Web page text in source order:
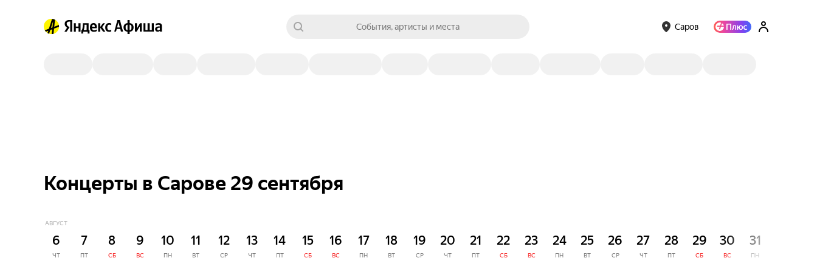
События, артисты и места Саров
Концерты в Сарове 29 сентября
АВГУСТ
6
ЧТ
7
ПТ
8
СБ
9
ВС
10
ПН
11
ВТ
12
СР
13
ЧТ
14
ПТ
15
СБ
16
ВС
17
ПН
18
ВТ
19
СР
20
ЧТ
21
ПТ
22
СБ
23
ВС
24
ПН
25
ВТ
26
СР
27
ЧТ
28
ПТ
29
СБ
30
ВС
31
ПН